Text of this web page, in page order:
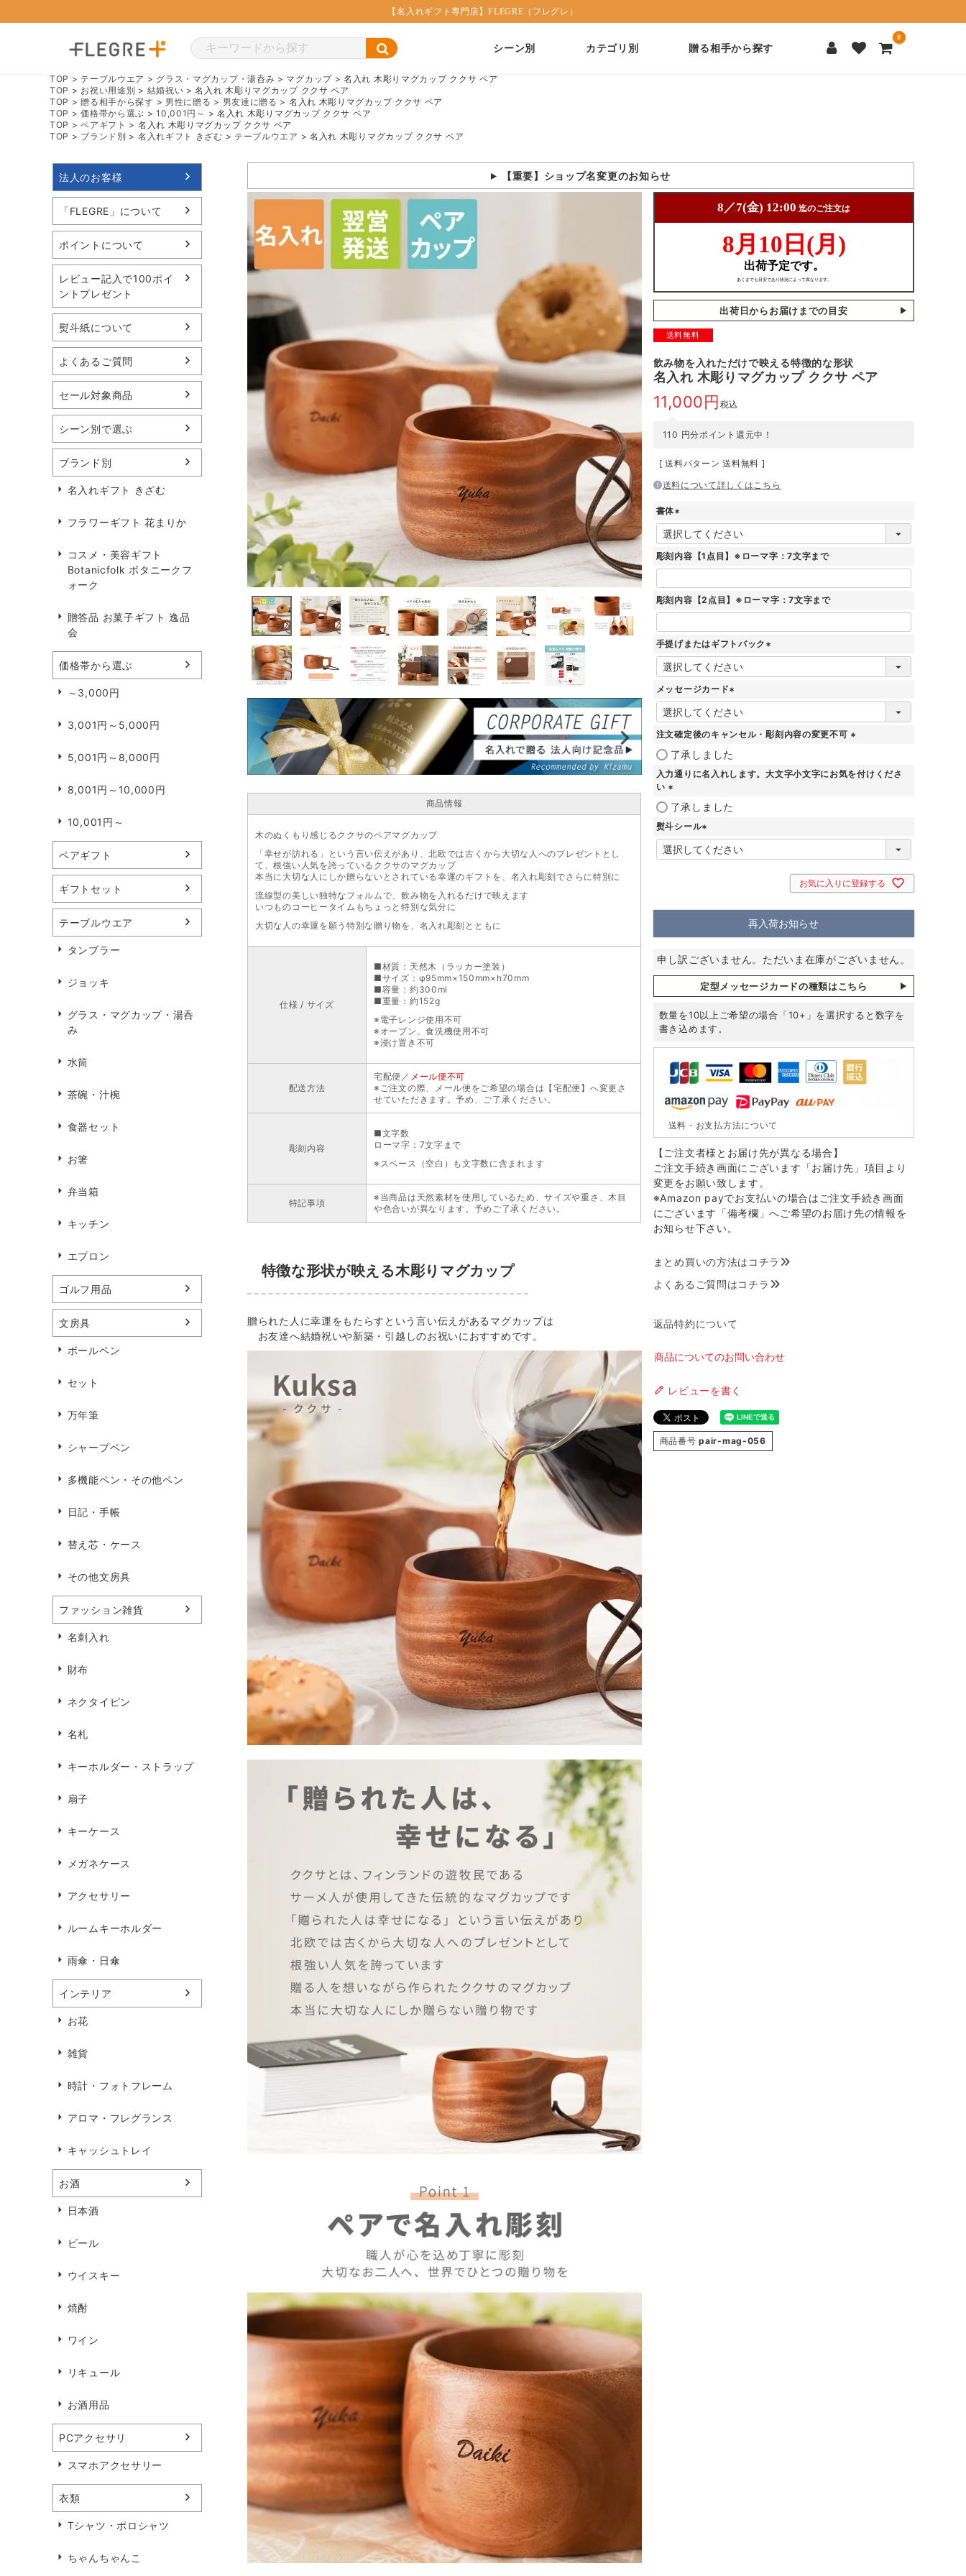
【名入れギフト専門店】FLEGRE（フレグレ）
シーン別 カテゴリ別 贈る相手から探す
0
TOP テーブルウエア グラス・マグカップ・湯呑み マグカップ
名入れ 木彫りマグカップ ククサ ペア
TOP
お祝い用途別 結婚祝い
名入れ 木彫りマグカップ ククサ ペア
TOP
贈る相手から探す 男性に贈る 男友達に贈る
名入れ 木彫りマグカップ ククサ ペア
TOP
価格帯から選ぶ 10,001円～
名入れ 木彫りマグカップ ククサ ペア
TOP
ペアギフト
名入れ 木彫りマグカップ ククサ ペア
TOP
ブランド別 名入れギフト きざむ テーブルウエア 名入れ 木彫りマグカップ ククサ ペア
法人のお客様
「FLEGRE」について
ポイントについて
レビュー記入で100ポイ
ントプレゼント
熨斗紙について
よくあるご質問
セール対象商品
シーン別で選ぶ
ブランド別
名入れギフト きざむ
フラワーギフト 花まりか
コスメ・美容ギフト
Botanicfolk ボタニークフ
ォーク
贈答品 お菓子ギフト 逸品
会
価格帯から選ぶ
～3,000円
3,001円～5,000円
5,001円～8,000円
8,001円～10,000円
10,001円～
ペアギフト
ギフトセット
テーブルウエア
タンブラー
ジョッキ
グラス・マグカップ・湯呑
み
水筒
茶碗・汁椀
食器セット
お箸
弁当箱
キッチン
エプロン
ゴルフ用品
文房具
ボールペン
セット
万年筆
シャープペン
多機能ペン・その他ペン
日記・手帳
替え芯・ケース
その他文房具
ファッション雑貨
名刺入れ
財布
ネクタイピン
名札
キーホルダー・ストラップ
扇子
キーケース
メガネケース
アクセサリー
ルームキーホルダー
雨傘・日傘
インテリア
お花
雑貨
時計・フォトフレーム
アロマ・フレグランス
キャッシュトレイ
お酒
日本酒
ビール
ウイスキー
焼酎
ワイン
リキュール
お酒用品
PCアクセサリ
スマホアクセサリー
衣類
Tシャツ・ポロシャツ
ちゃんちゃんこ
【重要】ショップ名変更のお知らせ
商品情報
木のぬくもり感じるククサのペアマグカップ
「幸せが訪れる」という言い伝えがあり、北欧では古くから大切な人へのプレゼントとし
て、根強い人気を誇っているククサのマグカップ
本当に大切な人にしか贈らないとされている幸運のギフトを、名入れ彫刻でさらに特別に
流線型の美しい独特なフォルムで、飲み物を入れるだけで映えます
いつものコーヒータイムもちょっと特別な気分に
大切な人の幸運を願う特別な贈り物を、名入れ彫刻とともに
仕様 / サイズ
■材質：天然木（ラッカー塗装）
■サイズ：φ95mm×150mm×h70mm
■容量：約300ml
■重量：約152g
※電子レンジ使用不可
※オーブン、食洗機使用不可
※浸け置き不可
配送方法
宅配便／ メール便不可
※ご注文の際、メール便をご希望の場合は【宅配便】へ変更さ
せていただきます。予め、ご了承ください。
彫刻内容
■文字数
ローマ字：7文字まで
※スペース（空白）も文字数に含まれます
特記事項
※当商品は天然素材を使用しているため、サイズや重さ、木目
や色合いが異なります。予めご了承ください。
特徴な形状が映える木彫りマグカップ
贈られた人に幸運をもたらすという言い伝えがあるマグカップは
お友達へ結婚祝いや新築・引越しのお祝いにおすすめです。
出荷日からお届けまでの目安
送料無料
飲み物を入れただけで映える特徴的な形状
名入れ 木彫りマグカップ ククサ ペア
11,000 税込
110 円分ポイント還元中！
送料パターン 送料無料
送料について詳しくはこちら
書体
(
必
須
彫刻内容【1点目】※ローマ字：7文字まで
彫刻内容【2点目】※ローマ字：7文字まで
手提げまたはギフトバック
(
メッセージカード
(
必
須
注文確定後のキャンセル・彫刻内容の変更不可
須
了承しました
入力通りに名入れします。大文字小文字にお気を付けくださ
い
(
必
須
)
了承しました
熨斗シール
(
必
お気に入りに登録する
再入荷お知らせ
申し訳ございません。ただいま在庫がございません。
定型メッセージカードの種類はこちら
数量を10以上ご希望の場合「10+」を選択すると数字を
書き込めます。
送料・お支払方法について
【ご注文者様とお届け先が異なる場合】
ご注文手続き画面にございます「お届け先」項目より
変更をお願い致します。
※Amazon payでお支払いの場合はご注文手続き画面
にございます「備考欄」へご希望のお届け先の情報を
お知らせ下さい。
まとめ買いの方法はコチラ
よくあるご質問はコチラ
返品特約について
商品についてのお問い合わせ
レビューを書く
商品番号 pair-mag-056